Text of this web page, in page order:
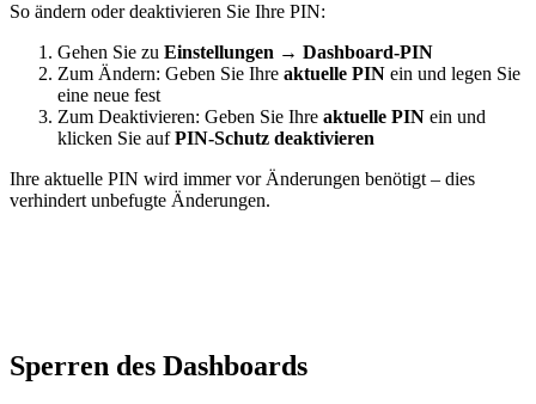
So ändern oder deaktivieren Sie Ihre PIN:
Gehen Sie zu Einstellungen → Dashboard-PIN
Zum Ändern: Geben Sie Ihre aktuelle PIN ein und legen Sie
eine neue fest
Zum Deaktivieren: Geben Sie Ihre aktuelle PIN ein und
klicken Sie aufPIN-Schutz deaktivieren
Ihre aktuelle PIN wird immer vor Änderungen benötigt – dies
verhindert unbefugte Änderungen.
Sperren des Dashboards